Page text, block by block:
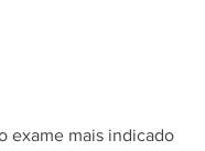
exame mais indicado